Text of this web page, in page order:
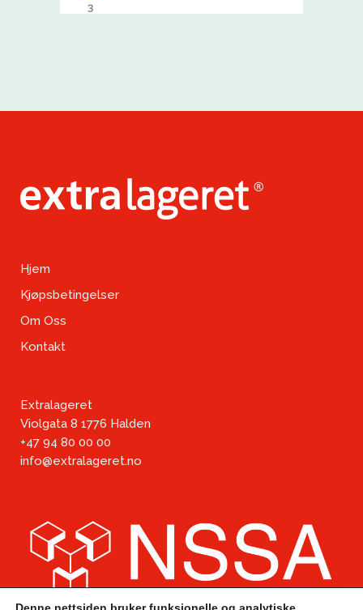
3
Hjem
Kjøpsbetingelser
Om Oss
Kontakt
Extralageret
Violgata 8 1776 Halden
+47 94 80 00 00
info@extralageret.no
Denne nettsiden bruker funksjonelle og analytiske